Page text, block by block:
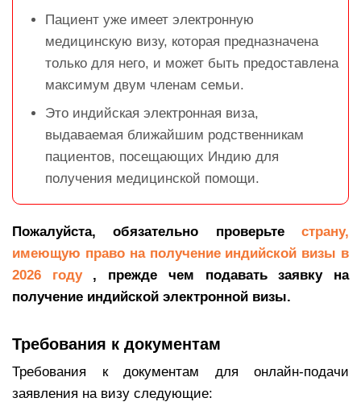
Пациент уже имеет электронную
медицинскую визу, которая предназначена
только для него, и может быть предоставлена
максимум двум членам семьи.
Это индийская электронная виза,
выдаваемая ближайшим родственникам
пациентов, посещающих Индию для
получения медицинской помощи.
Пожалуйста, обязательно проверьте страну,
имеющую право на получение индийской визы в
2026 году, прежде чем подавать заявку на
получение индийской электронной визы.
Требования к документам
Требования к документам для онлайн-подачи
заявления на визу следующие: